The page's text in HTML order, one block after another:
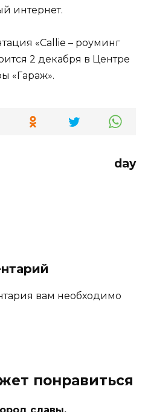
интернет.
«Callie – роуминг
2 декабря в Центре
«Гараж».
day
вам необходимо
понравиться